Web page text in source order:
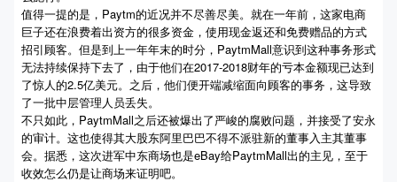
值得一提的是，Paytm的近况并不尽善尽美。就在一年前，这家电商
巨子还在浪费着出资方的很多资金，使用现金返还和免费赠品的方式
招引顾客。但是到上一年年末的时分，PaytmMall意识到这种事务形式
无法持续保持下去了，由于他们在2017-2018财年的亏本金额现已达到
了惊人的2.5亿美元。之后，他们便开端减缩面向顾客的事务，这导致
了一批中层管理人员丢失。
不只如此，PaytmMall之后还被爆出了严峻的腐败问题，并接受了安永
的审计。这也使得其大股东阿里巴巴不得不派驻新的董事入主其董事
会。据悉，这次进军中东商场也是eBay给PaytmMall出的主见，至于
收效怎么仍是让商场来证明吧。